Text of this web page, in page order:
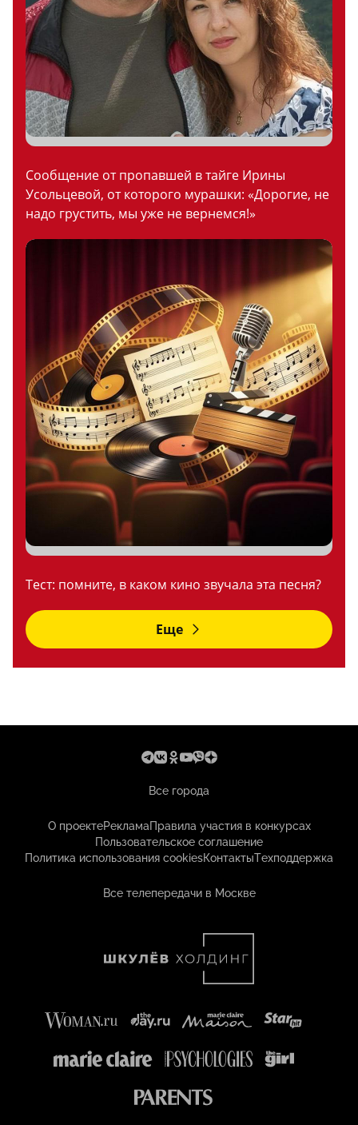
Сообщение от пропавшей в тайге Ирины
Усольцевой, от которого мурашки: «Дорогие, не
надо грустить, мы уже не вернемся!»
Тест: помните, в каком кино звучала эта песня?
Еще
Все города
О проектеРекламаПравила участия в конкурсах
Пользовательское соглашение
Политика использования cookiesКонтактыТехподдержка
Все телепередачи в Москве